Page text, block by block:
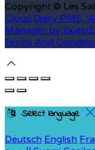
Copyright © Les
Cloud Diary PMS,
Manager by
Terms And
Select language
Deutsch English